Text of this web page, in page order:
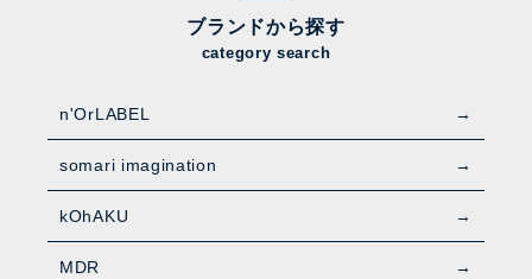
ブランドから探す
category search
n'OrLABEL
somari imagination
kOhAKU
MDR